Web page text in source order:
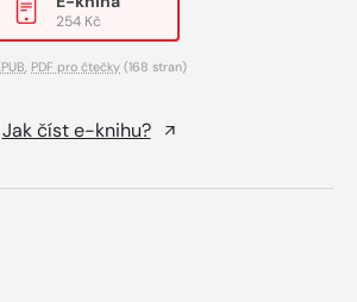
254 Kč
, PDF pro čtečky (168 stran)
Jak číst e-knihu?